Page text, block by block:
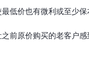
低价也有微利或至少保
前原价购买的老客户